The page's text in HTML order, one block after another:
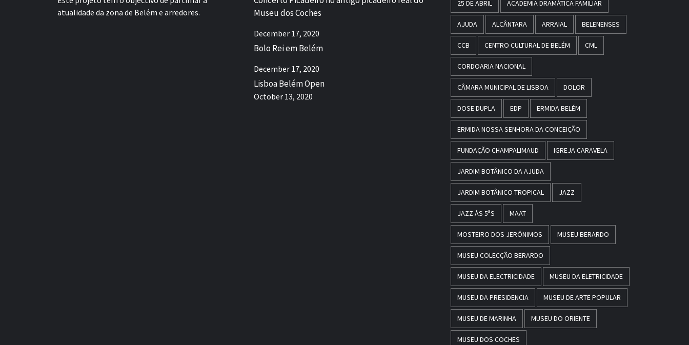
atualidade da zona de Belém e arredores.
Museu dos Coches
December 17, 2020
Bolo Rei em Belém
December 17, 2020
Lisboa Belém Open
October 13, 2020
25 DE ABRIL ACADEMIA DRAMÁTICA FAMILIAR
AJUDA ALCÂNTARA ARRAIAL BELENENSES
CCB CENTRO CULTURAL DE BELÉM CML
CORDOARIA NACIONAL
CÂMARA MUNICIPAL DE LISBOA DOLOR
DOSE DUPLA EDP ERMIDA BELÉM
ERMIDA NOSSA SENHORA DA CONCEIÇÃO
FUNDAÇÃO CHAMPALIMAUD IGREJA CARAVELA
JARDIM BOTÂNICO DA AJUDA
JARDIM BOTÂNICO TROPICAL JAZZ
JAZZ ÀS 5ªS MAAT
MOSTEIRO DOS JERÓNIMOS MUSEU BERARDO
MUSEU COLECÇÃO BERARDO
MUSEU DA ELECTRICIDADE MUSEU DA ELETRICIDADE
MUSEU DA PRESIDENCIA MUSEU DE ARTE POPULAR
MUSEU DE MARINHA MUSEU DO ORIENTE
MUSEU DOS COCHES